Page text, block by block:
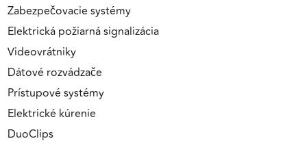
Zabezpečovacie systémy
Elektrická požiarná signalizácia
Videovrátniky
Dátové rozvádzače
Prístupové systémy
Elektrické kúrenie
DuoClips